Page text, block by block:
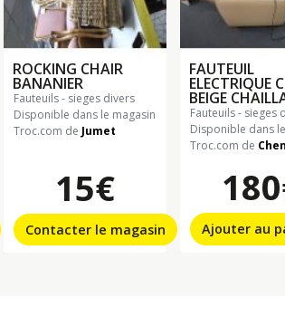
ROCKING CHAIR
BANANIER
fauteuils - sieges divers
Disponible dans le magasin
Troc.com de Jumet
15€
Contacter le magasin
FAUTEUIL
ELECTRIQUE
BEIGE
fauteuils - sieges
Disponible dans
Troc.com de
Ajouter au